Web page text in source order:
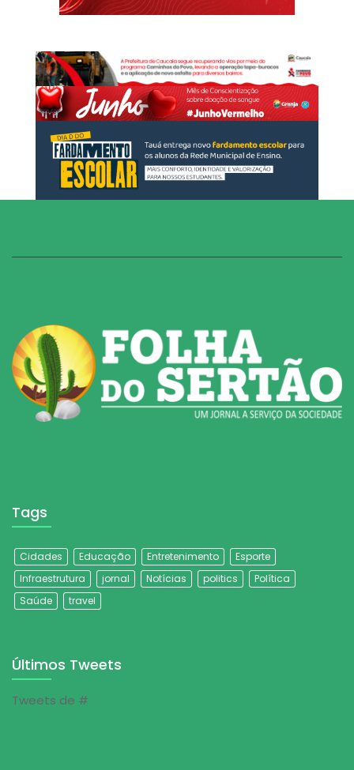
Tags
Cidades Educação Entretenimento
Esporte
Infraestrutura
jornal Notícias politics
Política
Saúde
travel
Últimos Tweets
Tweets de #